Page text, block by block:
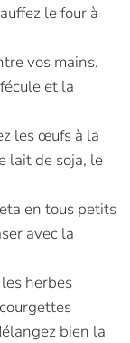
le four à
vos mains.
et la
les œufs à la
lait de soja, le
en tous petits
avec la
herbes
bien la